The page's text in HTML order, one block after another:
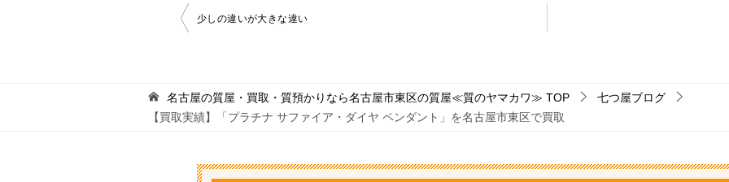
投
ビ
ゲ
シ
少しの違いが大きな違い
名古屋の質屋・買取・質預かりなら名古屋市東区の質屋≪質のヤマカワ≫ TOP
七つ屋ブログ
【買取実績】「プラチナ サファイア・ダイヤ ペンダント」を名古屋市東区で買取